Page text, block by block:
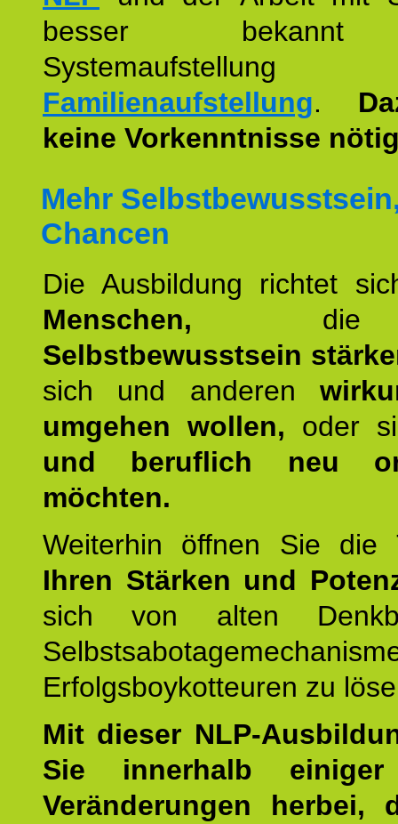
besser
Familienaufstellung.
keine Vorkenntnisse
Mehr
Chancen
Die Ausbildung richtet
Menschen, die
Selbstbewusstsein
sich und anderen
umgehen wollen, oder
und beruflich neu
möchten.
Weiterhin öffnen Sie
Ihren Stärken und
sich von alten
Erfolgsboykotteuren zu
Mit dieser NLP-
Sie innerhalb einiger
Veränderungen herbei,